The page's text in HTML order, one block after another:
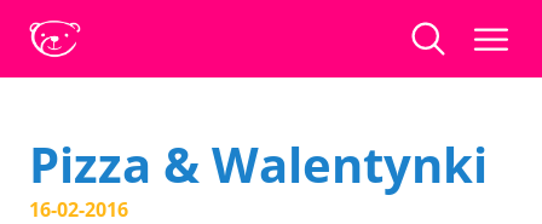
Pizza & Walentynki
16-02-2016